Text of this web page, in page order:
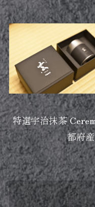
特選宇治抹茶
都府